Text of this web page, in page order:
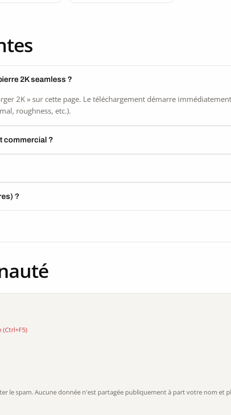
2K seamless ?
2K » sur cette page. Le téléchargement démarre
roughness, etc.).
commercial ?
?
le spam. Aucune donnée n'est partagée publiquement à part votre nom et